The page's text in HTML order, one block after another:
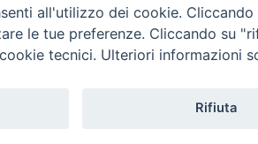
Interdiocesano
issrmatera@legalmail.it
all'utilizzo dei cookie.
le tue preferenze. Cliccando su
tecnici. Ulteriori informazioni
Rifiuta